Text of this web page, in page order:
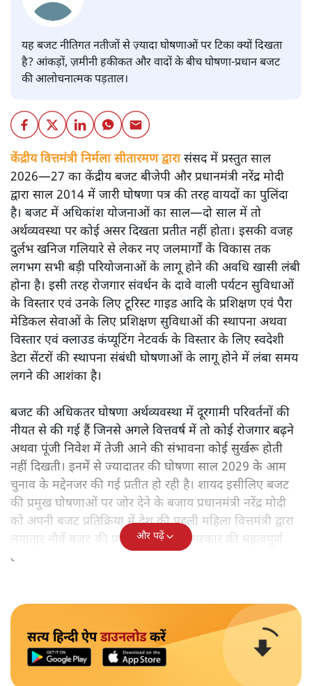
यह बजट नीतिगत नतीजों से ज़्यादा घोषणाओं पर टिका क्यों दिखता
है? आंकड़ों, ज़मीनी हकीकत और वादों के बीच घोषणा-प्रधान बजट
की आलोचनात्मक पड़ताल।
केंद्रीय वित्तमंत्री निर्मला सीतारमण द्वारासंसद में प्रस्तुत साल
2026—27 का केंद्रीय बजट बीजेपी और प्रधानमंत्री नरेंद्र मोदी
द्वारा साल 2014 में जारी घोषणा पत्र की तरह वायदों का पुलिंदा
है। बजट में अधिकांश योजनाओं का साल—दो साल में तो
अर्थव्यवस्था पर कोई असर दिखता प्रतीत नहीं होता। इसकी वजह
दुर्लभ खनिज गलियारे से लेकर नए जलमार्गों के विकास तक
लगभग सभी बड़ी परियोजनाओं के लागू होने की अवधि खासी लंबी
होना है। इसी तरह रोजगार संवर्धन के दावे वाली पर्यटन सुविधाओं
के विस्तार एवं उनके लिए टूरिस्ट गाइड आदि के प्रशिक्षण एवं पैरा
मेडिकल सेवाओं के लिए प्रशिक्षण सुविधाओं की स्थापना अथवा
विस्तार एवं क्लाउड कंप्यूटिंग नेटवर्क के विस्तार के लिए स्वदेशी
डेटा सेंटरों की स्थापना संबंधी घोषणाओं के लागू होने में लंबा समय
लगने की आशंका है।
बजट की अधिकतर घोषणा अर्थव्यवस्था में दूरगामी परिवर्तनों की
नीयत से की गई हैं जिनसे अगले वित्तवर्ष में तो कोई रोजगार बढ़ने
अथवा पूंजी निवेश में तेजी आने की संभावना कोई सुर्खरू होती
नहीं दिखती। इनमें से ज्यादातर की घोषणा साल 2029 के आम
चुनाव के मद्देनजर की गई प्रतीत हो रही है। शायद इसीलिए बजट
की प्रमुख घोषणाओं पर जोर देने के बजाय प्रधानमंत्री नरेंद्र मोदी
को अपनी बजट प्रतिक्रिया में देश की पहली महिला वित्तमंत्री द्वारा
लगातार नौवें बजट की प्रस्तुति को अपनी सरकार की महत्वपूर्ण
उपलब्धि बताने पर मजबूर होना पड़ा।
और पढ़ें
सत्य हिन्दी ऐपडाउनलोडकरें